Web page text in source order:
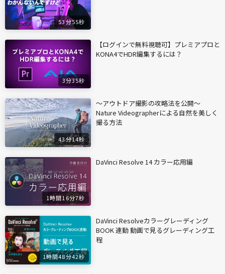
53分55秒
3分35秒
【ログインで無料視聴可】プレミアプロと
KONA4でHDR編集するには？
43分14秒
〜アウトドア撮影の攻略法を公開〜
Nature Videographerによる自然を美しく
撮る方法
1時間16分7秒
DaVinci Resolve 14 カラー応用編
1時間48分42秒
DaVinci Resolveカラーグレーディング
BOOK 連動 動画で見るグレーディング工
程